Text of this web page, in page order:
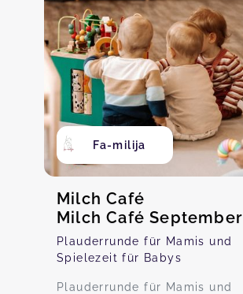
Fa-milija
Milch Café
Milch Café September
Plauderrunde für Mamis und
Spielezeit für Babys
Plauderrunde für Mamis und